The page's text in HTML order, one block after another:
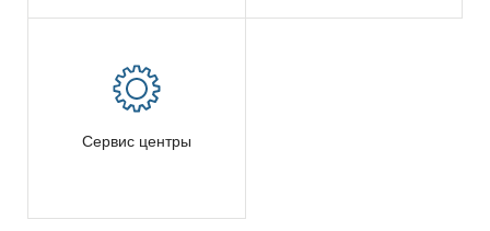
Сервис центры